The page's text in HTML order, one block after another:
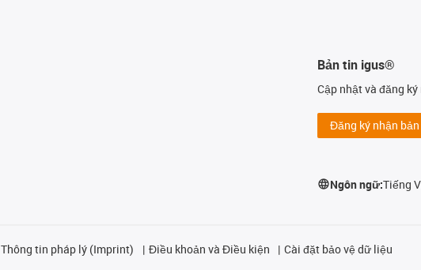
Bản tin igus®
Cập nhật và đăng
Đăng ký nhận
Ngôn ngữ:Tiếng
Thông tin pháp lý (Imprint) Điều khoản và Điều kiện Cài đặt bảo vệ dữ liệu